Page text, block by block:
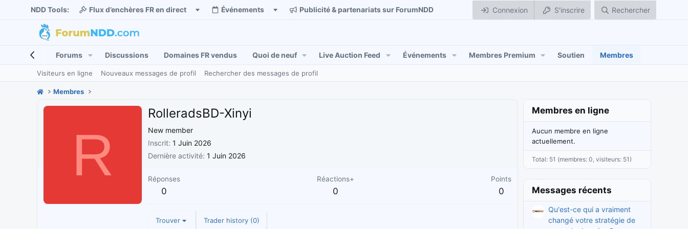
NDD Tools: Flux d’enchères FR en direct Événements Publicité & partenariats sur ForumNDD Connexion S'inscrire Rechercher
Forums Discussions Domaines FR vendus Quoi de neuf Live Auction Feed Événements Membres Premium Soutien Membres
Visiteurs en ligne Nouveaux messages de profil Rechercher des messages de profil
Membres
R
RolleradsBD-Xinyi
New member
Inscrit 1 Juin 2026
Dernière activité 1 Juin 2026
Réponses
0
Réactions+
0
Points
0
Trouver Trader history (0)
Membres en ligne
Aucun membre en ligne
actuellement.
Total: 51 (membres: 0, visiteurs: 51)
Messages récents
Qu'est-ce qui a vraiment
changé votre stratégie de